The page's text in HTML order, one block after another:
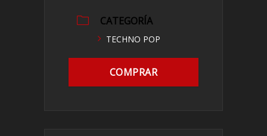
CATEGORÍA
TECHNO POP
COMPRAR